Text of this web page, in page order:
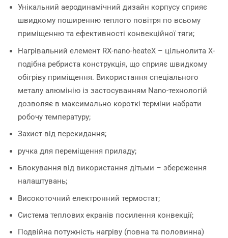
Унікальний аеродинамічний дизайн корпусу сприяє
швидкому поширенню теплого повітря по всьому
приміщенню та ефективності конвекційної тяги;
Нагрівальний елемент RX-nano-heateX – цільнолита Х-
подібна ребриста конструкція, що сприяє швидкому
обігріву приміщення. Використання спеціального
металу алюмінію із застосуванням Nano-технологій
дозволяє в максимально короткі терміни набрати
робочу температуру;
Захист від перекидання;
ручка для переміщення приладу;
Блокування від використання дітьми – збереження
налаштувань;
Високоточний електронний термостат;
Система теплових екранів посилення конвекції;
Подвійна потужність нагріву (повна та половинна)